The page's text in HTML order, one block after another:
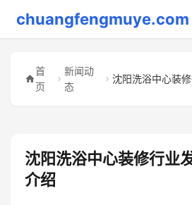
chuangfengmuye.com
首
页
新闻动
态
沈阳洗浴中心装修行业
介绍